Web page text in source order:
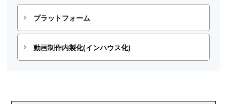
プラットフォーム
動画制作内製化(インハウス化)